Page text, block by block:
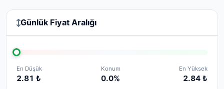
Günlük Fiyat Aralığı
En Düşük
2.81 ₺
Konum
0.0%
En Yüksek
2.84 ₺